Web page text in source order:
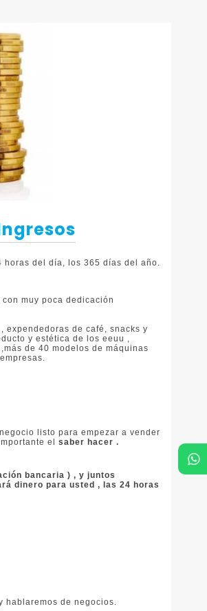
horas del día, los 365 días del año.
muy poca dedicación
de café, snacks y
y estética de los eeuu ,
de 40 modelos de máquinas
listo para empezar a vender
el saber hacer .
bancaria ) , y juntos
dinero para usted , las 24 horas
hablaremos de negocios.